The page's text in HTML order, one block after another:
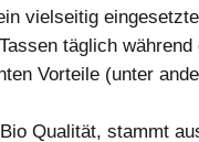
vielseitig
täglich
Vorteile (unter
Qualität, stammt